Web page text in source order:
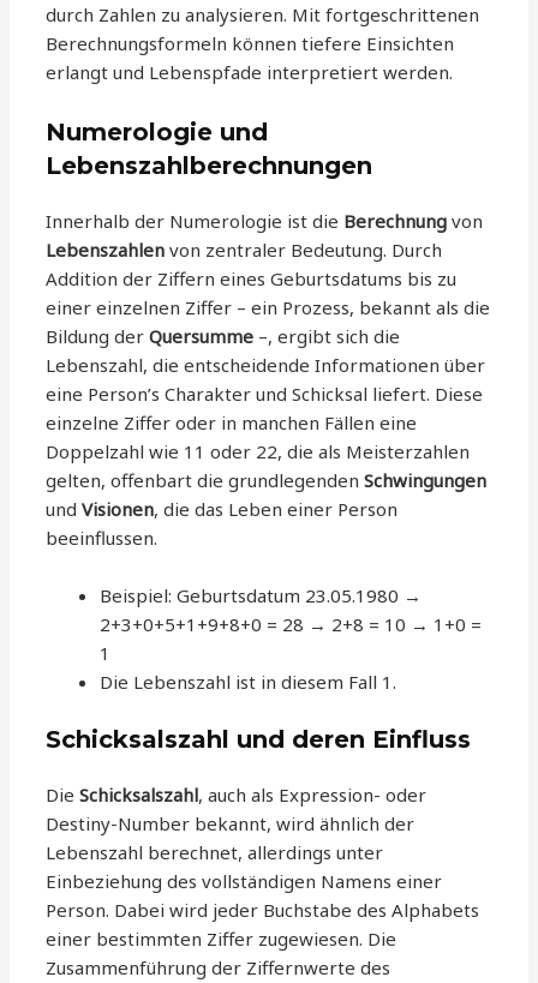
durch Zahlen zu analysieren. Mit fortgeschrittenen
Berechnungsformeln können tiefere Einsichten
erlangt und Lebenspfade interpretiert werden.
Numerologie und
Lebenszahlberechnungen
Innerhalb der Numerologie ist die Berechnung von
Lebenszahlen von zentraler Bedeutung. Durch
Addition der Ziffern eines Geburtsdatums bis zu
einer einzelnen Ziffer – ein Prozess, bekannt als die
Bildung derQuersumme –, ergibt sich die
Lebenszahl, die entscheidende Informationen über
eine Person’s Charakter und Schicksal liefert. Diese
einzelne Ziffer oder in manchen Fällen eine
Doppelzahl wie 11 oder 22, die als Meisterzahlen
gelten, offenbart die grundlegendenSchwingungen
undVisionen, die das Leben einer Person
beeinflussen.
Beispiel: Geburtsdatum 23.05.1980 →
2+3+0+5+1+9+8+0 = 28 → 2+8 = 10 → 1+0 =
1
Die Lebenszahl ist in diesem Fall 1.
Schicksalszahl und deren Einfluss
DieSchicksalszahl, auch als Expression- oder
Destiny-Number bekannt, wird ähnlich der
Lebenszahl berechnet, allerdings unter
Einbeziehung des vollständigen Namens einer
Person. Dabei wird jeder Buchstabe des Alphabets
einer bestimmten Ziffer zugewiesen. Die
Zusammenführung der Ziffernwerte des